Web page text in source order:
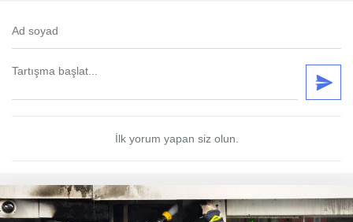
İlk yorum yapan siz olun.